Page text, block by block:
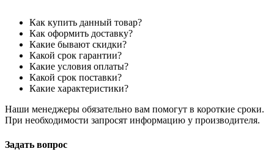
Как купить данный товар?
Как оформить доставку?
Какие бывают скидки?
Какой срок гарантии?
Какие условия оплаты?
Какой срок поставки?
Какие характеристики?
Наши менеджеры обязательно вам помогут в короткие сроки.
При необходимости запросят информацию у производителя.
Задать вопрос